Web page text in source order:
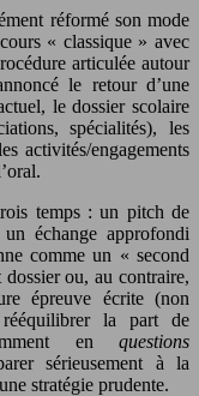
réformé son mode
« classique » avec
articulée autour
le retour d’une
le dossier scolaire
spécialités), les
activités/engagements
temps : un pitch de
échange approfondi
comme un « second
ou, au contraire,
épreuve écrite (non
rééquilibrer la part de
en questions
sérieusement à la
stratégie prudente.